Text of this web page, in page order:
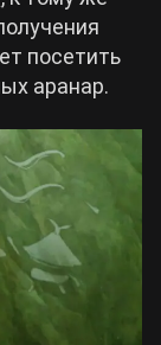
посетить
аранар.